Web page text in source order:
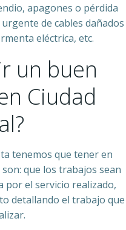
apagones o pérdida
de cables dañados
eléctrica, etc.
un buen
Ciudad
tenemos que tener en
que los trabajos sean
el servicio realizado,
detallando el trabajo que